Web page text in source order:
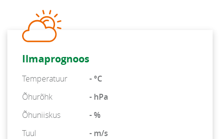
Ilmaprognoos
Temperatuur
- °C
Õhurõhk
- hPa
Õhuniiskus
- %
Tuul
- m/s